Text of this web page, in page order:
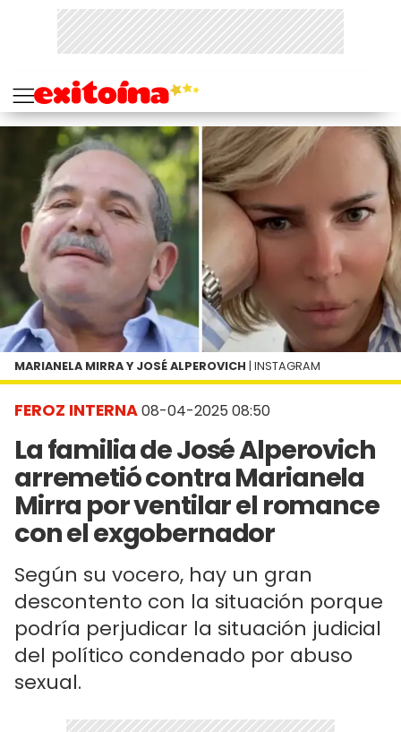
FEROZ INTERNA08-04-2025 08:50
La familia de José Alperovich
arremetió contra Marianela
Mirra por ventilar el romance
con el exgobernador
Según su vocero, hay un gran
descontento con la situación porque
podría perjudicar la situación judicial
del político condenado por abuso
sexual.
MARIANELA MIRRA Y JOSÉ ALPEROVICH | INSTAGRAM